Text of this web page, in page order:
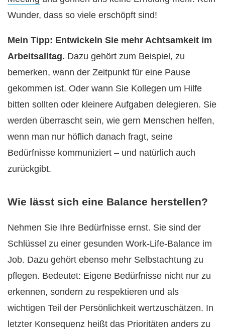
Wunder, dass so viele erschöpft sind!
Mein Tipp: Entwickeln Sie mehr Achtsamkeit im
Arbeitsalltag. Dazu gehört zum Beispiel, zu
bemerken, wann der Zeitpunkt für eine Pause
gekommen ist. Oder wann Sie Kollegen um Hilfe
bitten sollten oder kleinere Aufgaben delegieren. Sie
werden überrascht sein, wie gern Menschen helfen,
wenn man nur höflich danach fragt, seine
Bedürfnisse kommuniziert – und natürlich auch
zurückgibt.
Wie lässt sich eine Balance herstellen?
Nehmen Sie Ihre Bedürfnisse ernst. Sie sind der
Schlüssel zu einer gesunden Work-Life-Balance im
Job. Dazu gehört ebenso mehr Selbstachtung zu
pflegen. Bedeutet: Eigene Bedürfnisse nicht nur zu
erkennen, sondern zu respektieren und als
wichtigen Teil der Persönlichkeit wertzuschätzen. In
letzter Konsequenz heißt das Prioritäten anders zu